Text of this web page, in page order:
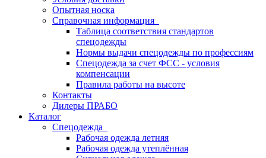
Опытная носка
Справочная информация
Таблица соответствия стандартов
спецодежды
Нормы выдачи спецодежды по профессиям
Спецодежда за счет ФСС - условия
компенсации
Правила работы на высоте
Контакты
Дилеры ПРАБО
Каталог
Спецодежда
Рабочая одежда летняя
Рабочая одежда утеплённая